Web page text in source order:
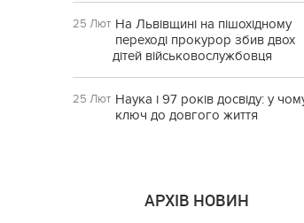
25 Лют На Львівщині на пішохідному
переході прокурор збив двох
дітей військовослужбовця
25 Лют Наука і 97 років досвіду: у
ключ до довгого життя
АРХІВ НОВИН